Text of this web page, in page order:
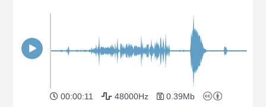
00:00:11 48000Hz 0.39Mb